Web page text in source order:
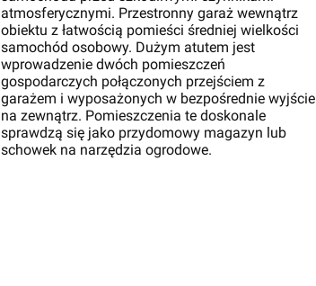
atmosferycznymi. Przestronny garaż wewnątrz
obiektu z łatwością pomieści średniej wielkości
samochód osobowy. Dużym atutem jest
wprowadzenie dwóch pomieszczeń
gospodarczych połączonych przejściem z
garażem i wyposażonych w bezpośrednie wyjście
na zewnątrz. Pomieszczenia te doskonale
sprawdzą się jako przydomowy magazyn lub
schowek na narzędzia ogrodowe.